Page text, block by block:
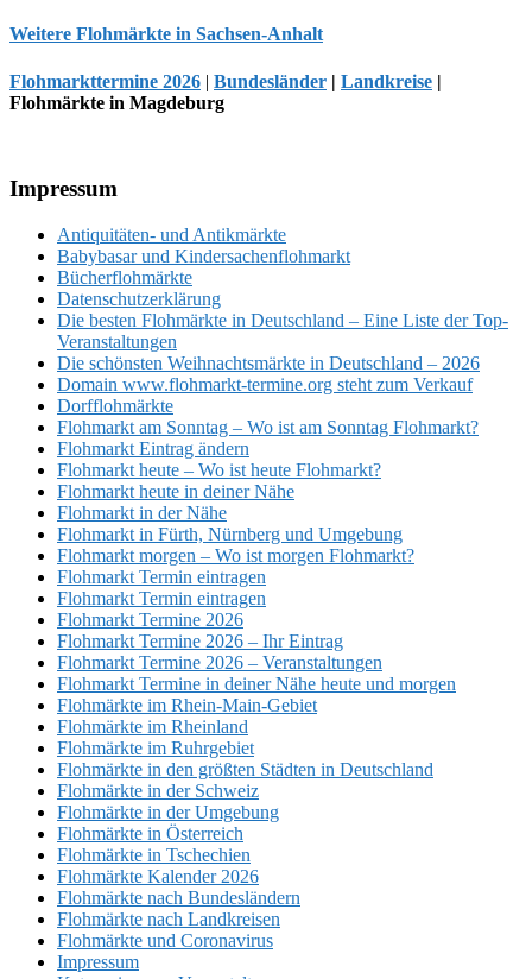
Weitere Flohmärkte in Sachsen-Anhalt
Flohmarkttermine 2026 | Bundesländer | Landkreise |
Flohmärkte in Magdeburg
Footer
Impressum
Antiquitäten- und Antikmärkte
Babybasar und Kindersachenflohmarkt
Bücherflohmärkte
Datenschutzerklärung
Die besten Flohmärkte in Deutschland – Eine Liste der Top-
Veranstaltungen
Die schönsten Weihnachtsmärkte in Deutschland – 2026
Domain www.flohmarkt-termine.org steht zum Verkauf
Dorfflohmärkte
Flohmarkt am Sonntag – Wo ist am Sonntag Flohmarkt?
Flohmarkt Eintrag ändern
Flohmarkt heute – Wo ist heute Flohmarkt?
Flohmarkt heute in deiner Nähe
Flohmarkt in der Nähe
Flohmarkt in Fürth, Nürnberg und Umgebung
Flohmarkt morgen – Wo ist morgen Flohmarkt?
Flohmarkt Termin eintragen
Flohmarkt Termin eintragen
Flohmarkt Termine 2026
Flohmarkt Termine 2026 – Ihr Eintrag
Flohmarkt Termine 2026 – Veranstaltungen
Flohmarkt Termine in deiner Nähe heute und morgen
Flohmärkte im Rhein-Main-Gebiet
Flohmärkte im Rheinland
Flohmärkte im Ruhrgebiet
Flohmärkte in den größten Städten in Deutschland
Flohmärkte in der Schweiz
Flohmärkte in der Umgebung
Flohmärkte in Österreich
Flohmärkte in Tschechien
Flohmärkte Kalender 2026
Flohmärkte nach Bundesländern
Flohmärkte nach Landkreisen
Flohmärkte und Coronavirus
Impressum